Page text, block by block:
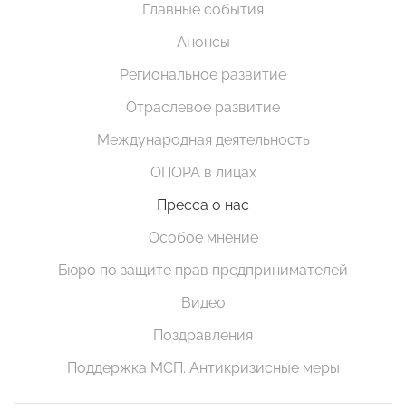
Главные события
Анонсы
Региональное развитие
Отраслевое развитие
Международная деятельность
ОПОРА в лицах
Пресса о нас
Особое мнение
Бюро по защите прав предпринимателей
Видео
Поздравления
Поддержка МСП. Антикризисные меры